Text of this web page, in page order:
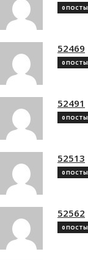
0 ПОСТЫ
52469
0 ПОСТЫ
52491
0 ПОСТЫ
52513
0 ПОСТЫ
52562
0 ПОСТЫ